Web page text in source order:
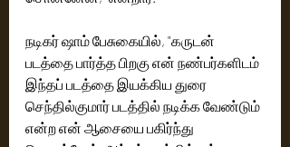
நடிகர் ஷாம் பேசுகையில், "கருடன்
படத்தை பார்த்த பிறகு என் நண்பர்களிடம்
இந்தப் படத்தை இயக்கிய துரை
செந்தில்குமார் படத்தில் நடிக்க வேண்டும்
என்ற என் ஆசையை பகிர்ந்து